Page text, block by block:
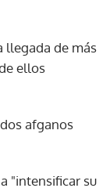
llegada de más
ellos
afganos
"intensificar su